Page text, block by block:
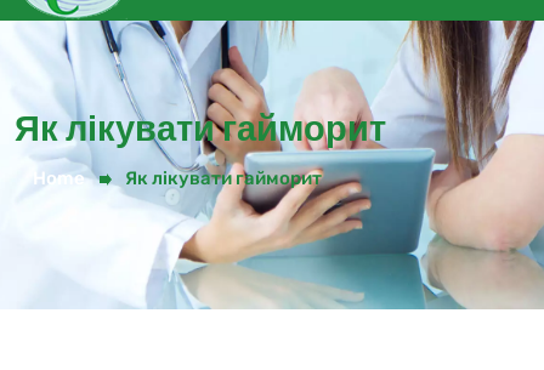
Як лікувати гайморит
Home Як лікувати гайморит